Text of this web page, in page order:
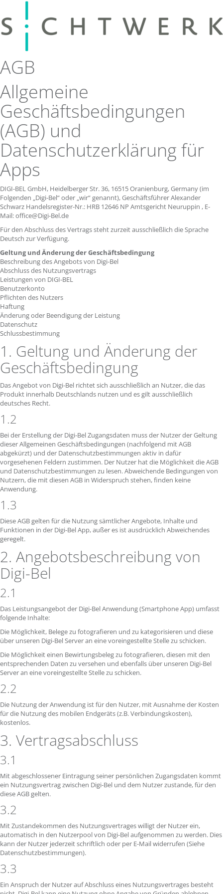
AGB
Allgemeine
Geschäftsbedingungen
(AGB) und
Datenschutzerklärung für
Apps
DIGI-BEL GmbH, Heidelberger Str. 36, 16515 Oranienburg, Germany (im
Folgenden „Digi-Bel“ oder „wir“ genannt), Geschäftsführer Alexander
Schwarz Handelsregister-Nr.: HRB 12646 NP Amtsgericht Neuruppin , E-
Mail: office@Digi-Bel.de
Für den Abschluss des Vertrags steht zurzeit ausschließlich die Sprache
Deutsch zur Verfügung.
Geltung und Änderung der Geschäftsbedingung
Beschreibung des Angebots von Digi-Bel
Abschluss des Nutzungsvertrags
Leistungen von DIGI-BEL
Benutzerkonto
Pflichten des Nutzers
Haftung
Änderung oder Beendigung der Leistung
Datenschutz
Schlussbestimmung
1. Geltung und Änderung der
Geschäftsbedingung
Das Angebot von Digi-Bel richtet sich ausschließlich an Nutzer, die das
Produkt innerhalb Deutschlands nutzen und es gilt ausschließlich
deutsches Recht.
1.2
Bei der Erstellung der Digi-Bel Zugangsdaten muss der Nutzer der Geltung
dieser Allgemeinen Geschäftsbedingungen (nachfolgend mit AGB
abgekürzt) und der Datenschutzbestimmungen aktiv in dafür
vorgesehenen Feldern zustimmen. Der Nutzer hat die Möglichkeit die AGB
und Datenschutzbestimmungen zu lesen. Abweichende Bedingungen von
Nutzern, die mit diesen AGB in Widerspruch stehen, finden keine
Anwendung.
1.3
Diese AGB gelten für die Nutzung sämtlicher Angebote, Inhalte und
Funktionen in der Digi-Bel App, außer es ist ausdrücklich Abweichendes
geregelt.
2. Angebotsbeschreibung von
Digi-Bel
2.1
Das Leistungsangebot der Digi-Bel Anwendung (Smartphone App) umfasst
folgende Inhalte:
Die Möglichkeit, Belege zu fotografieren und zu kategorisieren und diese
über unseren Digi-Bel Server an eine voreingestellte Stelle zu schicken.
Die Möglichkeit einen Bewirtungsbeleg zu fotografieren, diesen mit den
entsprechenden Daten zu versehen und ebenfalls über unseren Digi-Bel
Server an eine voreingestellte Stelle zu schicken.
2.2
Die Nutzung der Anwendung ist für den Nutzer, mit Ausnahme der Kosten
für die Nutzung des mobilen Endgeräts (z.B. Verbindungskosten),
kostenlos.
3. Vertragsabschluss
3.1
Mit abgeschlossener Eintragung seiner persönlichen Zugangsdaten kommt
ein Nutzungsvertrag zwischen Digi-Bel und dem Nutzer zustande, für den
diese AGB gelten.
3.2
Mit Zustandekommen des Nutzungsvertrages willigt der Nutzer ein,
automatisch in den Nutzerpool von Digi-Bel aufgenommen zu werden. Dies
kann der Nutzer jederzeit schriftlich oder per E-Mail widerrufen (Siehe
Datenschutzbestimmungen).
3.3
Ein Anspruch der Nutzer auf Abschluss eines Nutzungsvertrages besteht